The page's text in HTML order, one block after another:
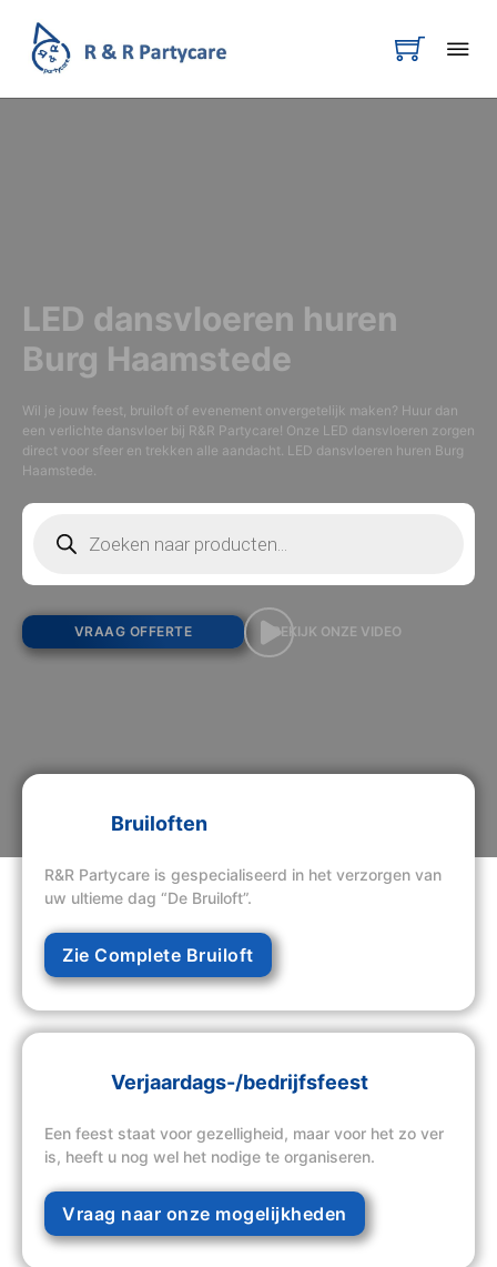
LED dansvloeren huren
Burg Haamstede
Wil je jouw feest, bruiloft of evenement onvergetelijk maken? Huur dan
een verlichte dansvloer bij R&R Partycare! Onze LED dansvloeren zorgen
direct voor sfeer en trekken alle aandacht. LED dansvloeren huren Burg
Haamstede.
VRAAG OFFERTE BEKIJK ONZE VIDEO
Bruiloften
R&R Partycare is gespecialiseerd in het verzorgen van
uw ultieme dag “De Bruiloft”.
Zie Complete Bruiloft
Verjaardags-/bedrijfsfeest
Een feest staat voor gezelligheid, maar voor het zo ver
is, heeft u nog wel het nodige te organiseren.
Vraag naar onze mogelijkheden